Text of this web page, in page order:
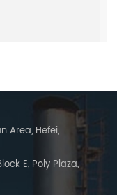
Area, Hefei,
E, Poly Plaza,